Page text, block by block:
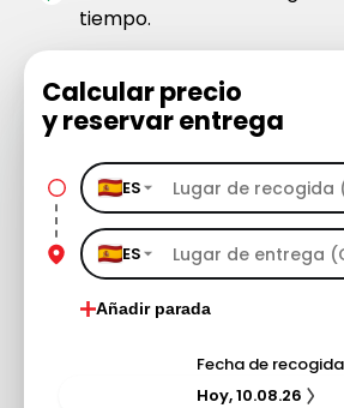
tiempo.
Calcular precio
y reservar entrega
ES
ES
Añadir parada
Fecha de recogida
Hoy, 10.08.26